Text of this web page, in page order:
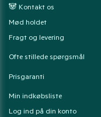
🐼 Kontakt os
Mød holdet
Fragt og levering
Ofte stillede spørgsmål
Prisgaranti
Min indkøbsliste
Log ind på din konto